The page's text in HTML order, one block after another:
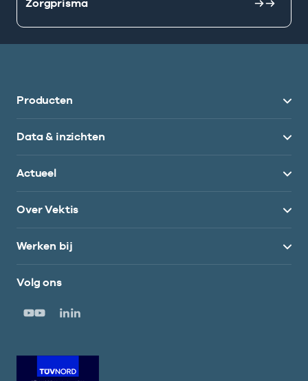
Zorgprisma
Producten
Data & inzichten
Actueel
Over Vektis
Werken bij
Volg ons